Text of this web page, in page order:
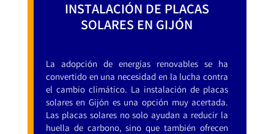
INSTALACIÓN DE PLACAS
SOLARES EN GIJÓN
La adopción de energías renovables se ha
convertido en una necesidad en la lucha contra
el cambio climático. La instalación de placas
solares en Gijón es una opción muy acertada.
Las placas solares no solo ayudan a reducir la
huella de carbono, sino que también ofrecen